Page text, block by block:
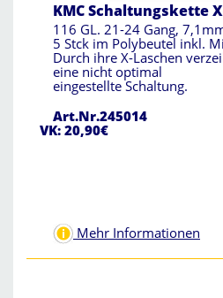
KMC Schaltungskette
116 GL. 21-24 Gang,
5 Stck im Polybeutel inkl.
Durch ihre X-Laschen
eine nicht optimal
eingestellte Schaltung.
Art.Nr.245014
VK: 20,90€
Mehr Informationen